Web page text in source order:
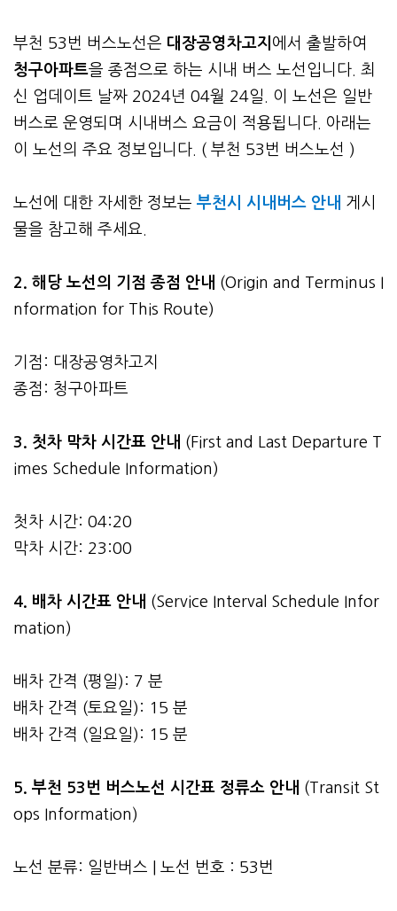
부천 53번 버스노선은 대장공영차고지 에서 출발하여
청구아파트을 종점으로 하는 시내 버스 노선입니다. 최
신 업데이트 날짜 2024년 04월 24일. 이 노선은 일반
버스로 운영되며 시내버스 요금이 적용됩니다. 아래는
이 노선의 주요 정보입니다. ( 부천 53번 버스노선 )
노선에 대한 자세한 정보는 부천시 시내버스 안내 게시
물을 참고해 주세요.
2. 해당 노선의 기점 종점 안내 (Origin and Terminus I
nformation for This Route)
기점: 대장공영차고지
종점: 청구아파트
3. 첫차 막차 시간표 안내 (First and Last Departure T
imes Schedule Information)
첫차 시간: 04:20
막차 시간: 23:00
4. 배차 시간표 안내 (Service Interval Schedule Infor
mation)
배차 간격 (평일): 7 분
배차 간격 (토요일): 15 분
배차 간격 (일요일): 15 분
5. 부천 53번 버스노선 시간표 정류소 안내 (Transit St
ops Information)
노선 분류: 일반버스 | 노선 번호 : 53번